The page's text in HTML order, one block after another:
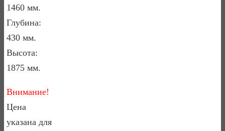
1460 мм.
Глубина:
430 мм.
Высота:
1875 мм.
Внимание!
Цена
указана для